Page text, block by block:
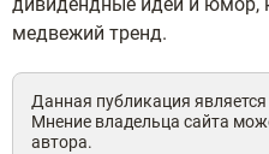
медвежий тренд.
Данная публикация
Мнение владельца сайта
автора.